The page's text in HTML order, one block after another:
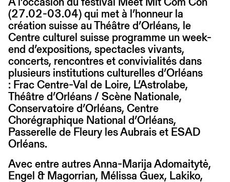
(27.02-03.04) qui met à l’honneur la
création suisse au Théâtre d’Orléans, le
Centre culturel suisse programme un week-
end d’expositions, spectacles vivants,
concerts, rencontres et convivialités dans
plusieurs institutions culturelles d’Orléans
: Frac Centre-Val de Loire, L’Astrolabe,
Théâtre d’Orléans / Scène Nationale,
Conservatoire d’Orléans, Centre
Chorégraphique National d’Orléans,
Passerelle de Fleury les Aubrais et ESAD
Orléans.
Avec entre autres Anna-Marija Adomaitytė,
Engel & Magorrian, Mélissa Guex, Lakiko,